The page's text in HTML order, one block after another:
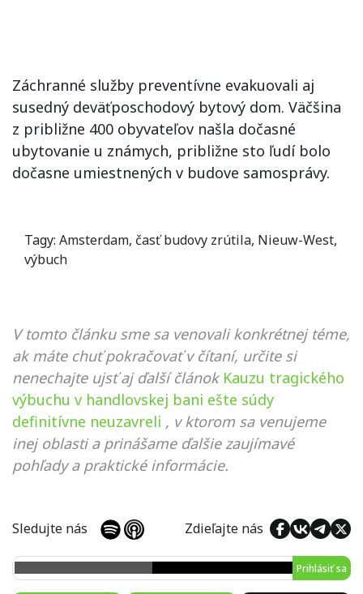
Záchranné služby preventívne evakuovali aj
susedný deväťposchodový bytový dom. Väčšina
z približne 400 obyvateľov našla dočasné
ubytovanie u známych, približne sto ľudí bolo
dočasne umiestnených v budove samosprávy.
Tagy: Amsterdam, časť budovy zrútila, Nieuw-West,
výbuch
V tomto článku sme sa venovali konkrétnej téme,
ak máte chuť pokračovať v čítaní, určite si
nenechajte ujsť aj ďalší článok Kauzu tragického
výbuchu v handlovskej bani ešte súdy
definitívne neuzavreli , v ktorom sa venujeme
inej oblasti a prinášame ďalšie zaujímavé
pohľady a praktické informácie.
Sledujte nás Zdieľajte nás
Prihlásiť sa